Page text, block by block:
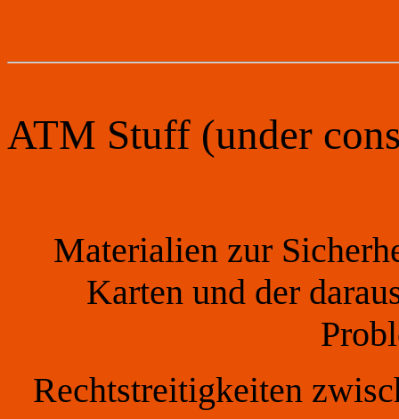
ATM Stuff (under
Materialien zur
Karten und der
Rechtstreitigkeiten